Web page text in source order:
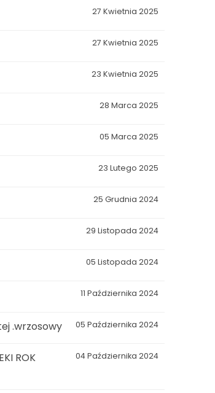
27 Kwietnia 2025
27 Kwietnia 2025
23 Kwietnia 2025
28 Marca 2025
05 Marca 2025
23 Lutego 2025
25 Grudnia 2024
29 Listopada 2024
05 Listopada 2024
11 Października 2024
05 Października 2024
.wrzosowy
04 Października 2024
ROK